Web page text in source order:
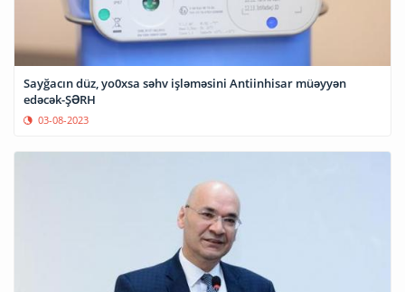
Sayğacın düz, yo0xsa səhv işləməsini Antiinhisar müəyyən
edəcək-ŞƏRH
03-08-2023